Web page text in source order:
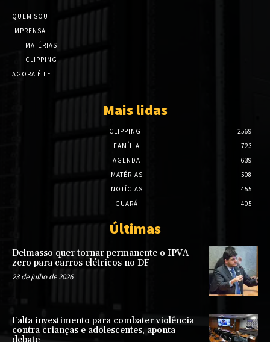
QUEM SOU
IMPRENSA
MATÉRIAS
CLIPPING
AGORA É LEI
Mais lidas
CLIPPING
2569
FAMÍLIA
723
AGENDA
639
MATÉRIAS
508
NOTÍCIAS
455
GUARÁ
405
Últimas
Delmasso quer tornar permanente o IPVA
zero para carros elétricos no DF
23 de julho de 2026
Falta investimento para combater violência
contra crianças e adolescentes, aponta
debate